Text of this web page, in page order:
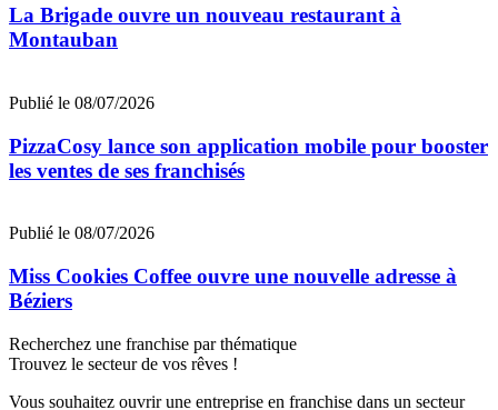
La Brigade ouvre un nouveau restaurant à
Montauban
Publié le 08/07/2026
PizzaCosy lance son application mobile pour booster
les ventes de ses franchisés
Publié le 08/07/2026
Miss Cookies Coffee ouvre une nouvelle adresse à
Béziers
Recherchez une franchise par thématique
Trouvez le secteur de vos rêves !
Vous souhaitez ouvrir une entreprise en franchise dans un secteur